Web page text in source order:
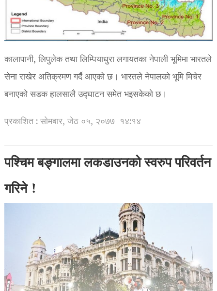
कालापानी, लिपुलेक तथा लिम्पियाधुरा लगायतका नेपाली भूमिमा भारतले
सेना राखेर अतिक्रमण गर्दै आएको छ। भारतले नेपालको भूमि मिचेर
बनाएको सडक हालसालै उद्घाटन समेत भइसकेको छ।
प्रकाशित : सोमबार, जेठ ०५, २०७७ १४:१४
पश्चिम बङ्गालमा लकडाउनको स्वरुप परिवर्तन
गरिने !